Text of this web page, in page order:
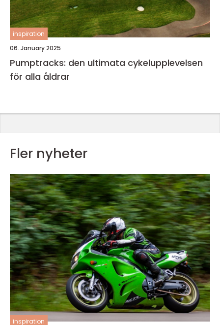
inspiration
06. January 2025
Pumptracks: den ultimata cykelupplevelsen
för alla åldrar
Fler nyheter
inspiration